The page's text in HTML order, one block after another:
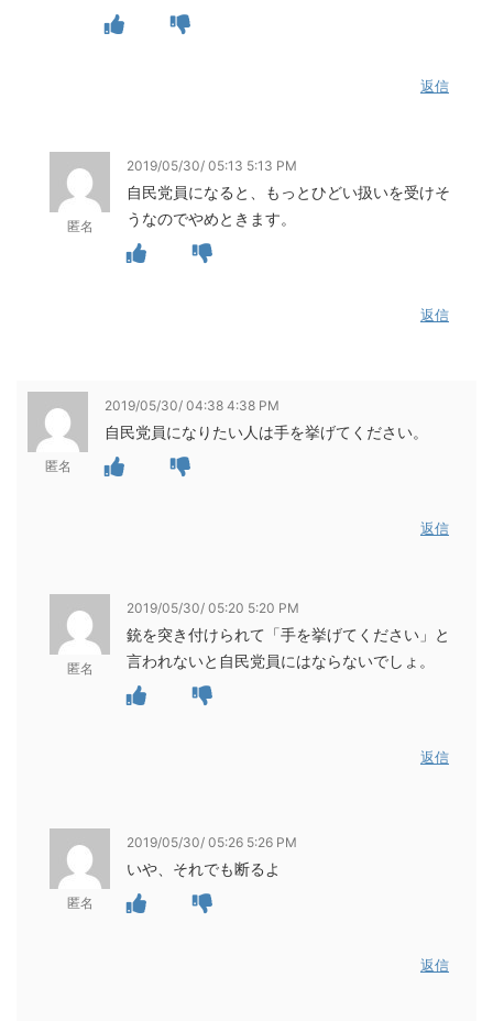
返信
匿名
2019/05/30/ 05:13 5:13 PM
自民党員になると、もっとひどい扱いを受けそ
うなのでやめときます。
返信
匿名
2019/05/30/ 04:38 4:38 PM
自民党員になりたい人は手を挙げてください。
返信
匿名
2019/05/30/ 05:20 5:20 PM
銃を突き付けられて「手を挙げてください」と
言われないと自民党員にはならないでしょ。
返信
匿名
2019/05/30/ 05:26 5:26 PM
いや、それでも断るよ
返信